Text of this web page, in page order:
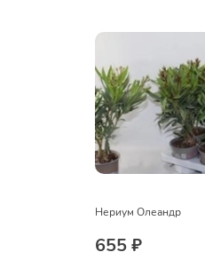
Нериум Олеандр
655 ₽